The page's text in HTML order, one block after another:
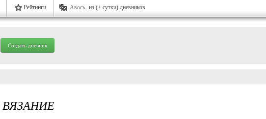
Рейтинги Авось из (+ сутки) дневников
Создать дневник
ВЯЗАНИЕ